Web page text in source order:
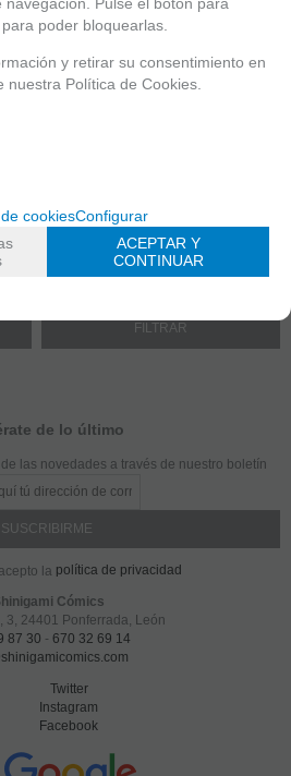
IVA
de lo último
las novedades a través de nuestro boletín
la política de privacidad
Cómics
3 24401 Ponferrada, León
87 30 - 670 32 69 14
Twitter
Instagram
Facebook
poder bloquearlas.
y retirar su consentimiento en
Política de Cookies.
cookiesConfigurar
ACEPTAR Y
CONTINUAR